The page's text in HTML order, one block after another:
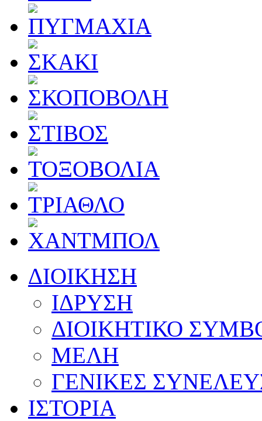
ΔΙΟΙΚΗΣΗ
ΙΔΡΥΣΗ
ΔΙΟΙΚΗΤΙΚΟ
ΜΕΛΗ
ΓΕΝΙΚΕΣ
ΙΣΤΟΡΙΑ